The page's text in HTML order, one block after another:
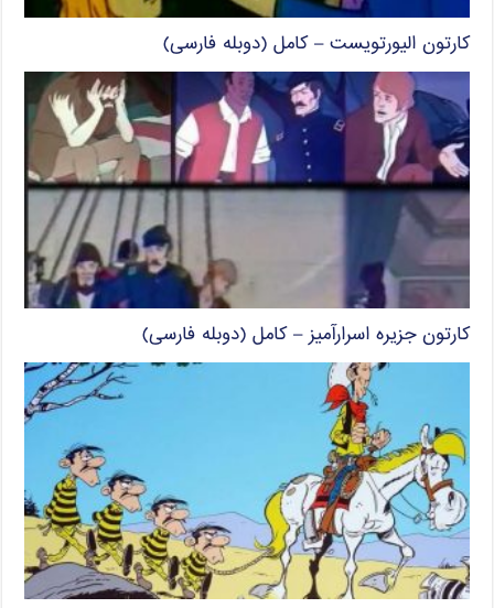
کارتون الیورتویست – کامل (دوبله فارسی)
کارتون جزیره اسرارآمیز – کامل (دوبله فارسی)